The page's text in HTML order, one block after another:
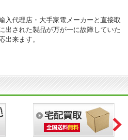
入代理店・大手家電メーカーと直接取
出された製品が万が一に故障していた
出来ます。